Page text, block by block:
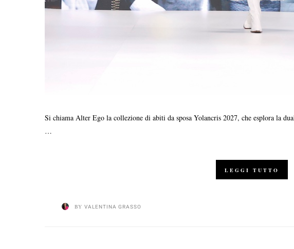
Si chiama Alter Ego la collezione di abiti da sposa Yolancris 2027, che esplora la
…
LEGGI TUTTO
BYVALENTINA GRASSO